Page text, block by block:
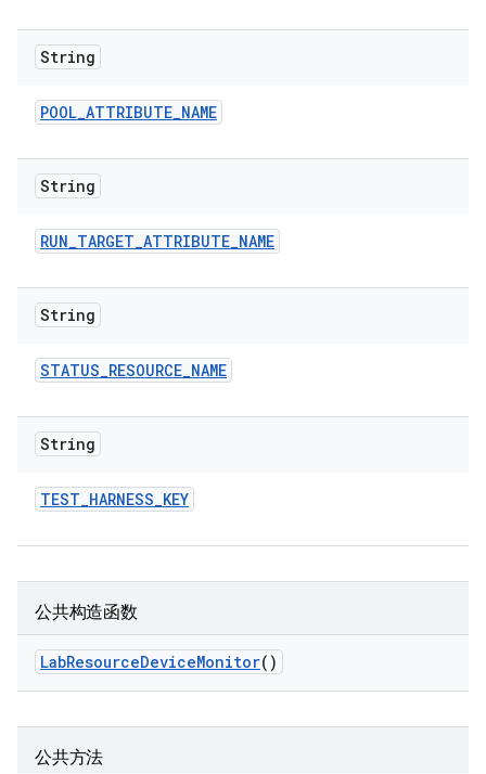
String
POOL_ATTRIBUTE_NAME
String
RUN_TARGET_ATTRIBUTE_NAME
String
STATUS_RESOURCE_NAME
String
TEST_HARNESS_KEY
公共构造函数
LabResourceDeviceMonitor()
公共方法